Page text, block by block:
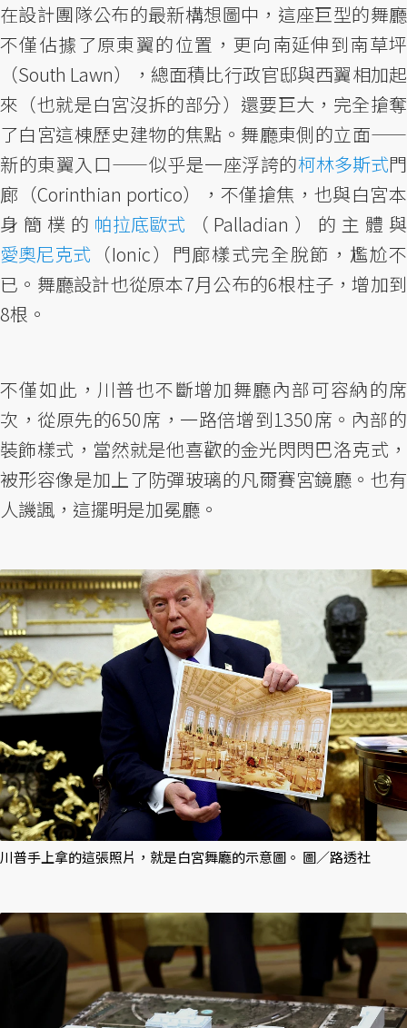
在設計團隊公布的最新構想圖中，這座巨型的舞廳
不僅佔據了原東翼的位置，更向南延伸到南草坪
（South Lawn），總面積比行政官邸與西翼相加起
來（也就是白宮沒拆的部分）還要巨大，完全搶奪
了白宮這棟歷史建物的焦點。舞廳東側的立面——
新的東翼入口——似乎是一座浮誇的柯林多斯式門
廊（Corinthian portico），不僅搶焦，也與白宮本
身簡樸的 帕拉底歐式（Palladian）的主體與
愛奧尼克式 （Ionic）門廊樣式完全脫節，尷尬不
已。舞廳設計也從原本7月公布的6根柱子，增加到
8根。
不僅如此，川普也不斷增加舞廳內部可容納的席
次，從原先的650席，一路倍增到1350席。內部的
裝飾樣式，當然就是他喜歡的金光閃閃巴洛克式，
被形容像是加上了防彈玻璃的凡爾賽宮鏡廳。也有
人譏諷，這擺明是加冕廳。
川普手上拿的這張照片，就是白宮舞廳的示意圖。 圖／路透社